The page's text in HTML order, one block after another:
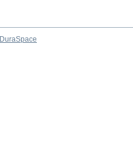
DuraSpace